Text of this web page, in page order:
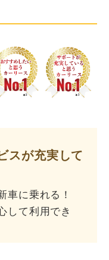
スが充実して
車に乗れる！
して利用でき